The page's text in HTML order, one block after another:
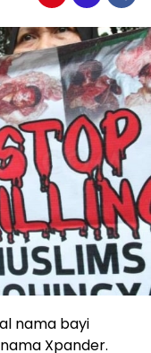
nama bayi
Xpander.